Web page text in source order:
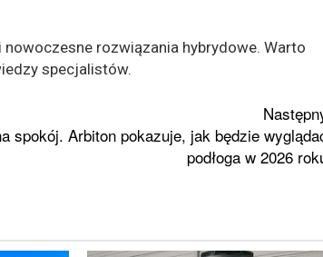
rozwiązania hybrydowe. Warto
specjalistów.
spokój. Arbiton pokazuje, jak będzie
podłoga w 2026